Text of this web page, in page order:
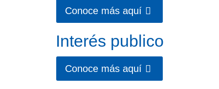
Conoce más aquí
Interés publico
Conoce más aquí